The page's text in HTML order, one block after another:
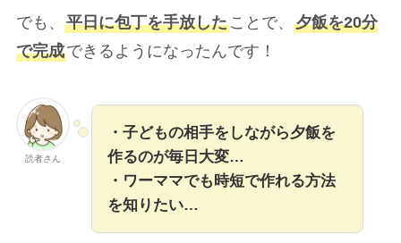
でも、 平日に包丁を手放したことで、 夕飯を20分
で完成できるようになったんです！
読者さん
・子どもの相手をしながら夕飯を
作るのが毎日大変…
・ワーママでも時短で作れる方法
を知りたい…